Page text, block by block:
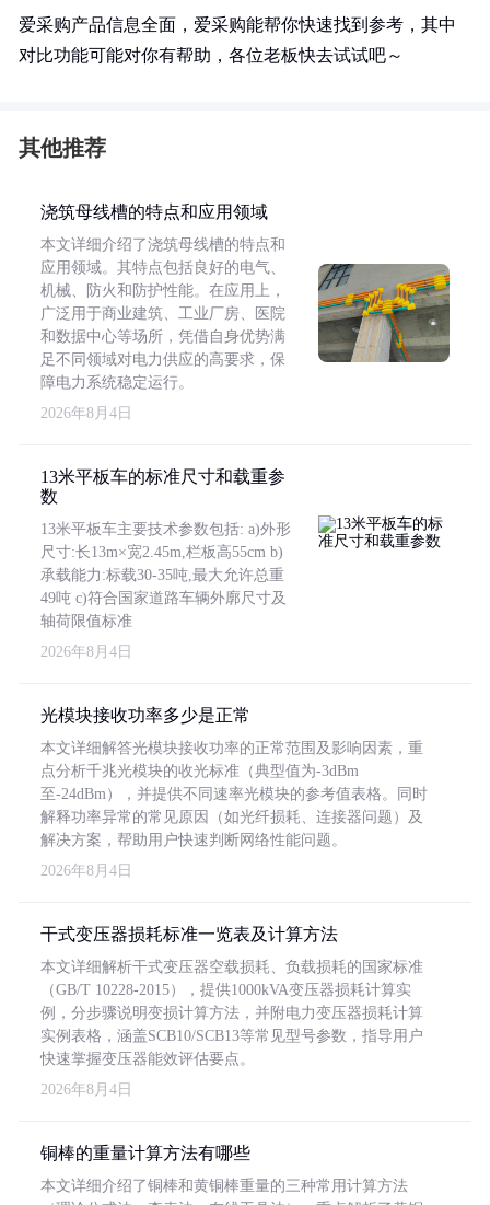
爱采购产品信息全面，爱采购能帮你快速找到参考，其中
对比功能可能对你有帮助，各位老板快去试试吧～
其他推荐
浇筑母线槽的特点和应用领域
本文详细介绍了浇筑母线槽的特点和
应用领域。其特点包括良好的电气、
机械、防火和防护性能。在应用上，
广泛用于商业建筑、工业厂房、医院
和数据中心等场所，凭借自身优势满
足不同领域对电力供应的高要求，保
障电力系统稳定运行。
2026年8月4日
13米平板车的标准尺寸和载重参
数
13米平板车主要技术参数包括: a)外形
尺寸:长13m×宽2.45m,栏板高55cm b)
承载能力:标载30-35吨,最大允许总重
49吨 c)符合国家道路车辆外廓尺寸及
轴荷限值标准
2026年8月4日
光模块接收功率多少是正常
本文详细解答光模块接收功率的正常范围及影响因素，重
点分析千兆光模块的收光标准（典型值为-3dBm
至-24dBm），并提供不同速率光模块的参考值表格。同时
解释功率异常的常见原因（如光纤损耗、连接器问题）及
解决方案，帮助用户快速判断网络性能问题。
2026年8月4日
干式变压器损耗标准一览表及计算方法
本文详细解析干式变压器空载损耗、负载损耗的国家标准
（GB/T 10228-2015），提供1000kVA变压器损耗计算实
例，分步骤说明变损计算方法，并附电力变压器损耗计算
实例表格，涵盖SCB10/SCB13等常见型号参数，指导用户
快速掌握变压器能效评估要点。
2026年8月4日
铜棒的重量计算方法有哪些
本文详细介绍了铜棒和黄铜棒重量的三种常用计算方法